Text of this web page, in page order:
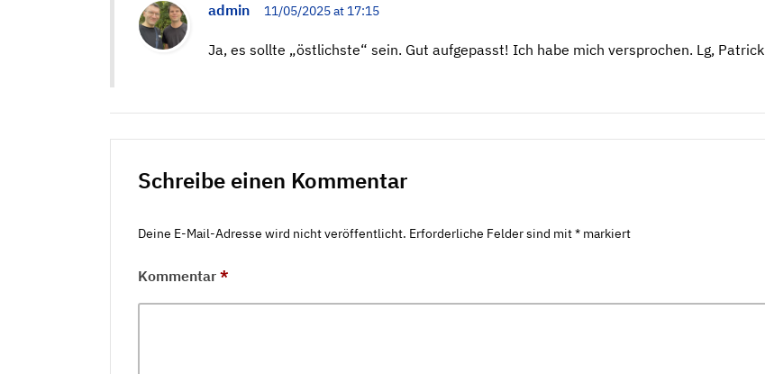
admin 11/05/2025 at 17:15
Ja, es sollte „östlichste“ sein. Gut aufgepasst! Ich habe mich versprochen. Lg, Patrick
Schreibe einen Kommentar
Deine E-Mail-Adresse wird nicht veröffentlicht. Erforderliche Felder sind mit* markiert
Kommentar *